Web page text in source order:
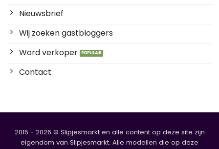
Nieuwsbrief
Wij zoeken gastbloggers
Word verkoper
Contact
2015 - 2026 © Slipjesmarkt en alle content op deze site zijn
eigendom van Slipjesmarkt. Alle modellen die op deze